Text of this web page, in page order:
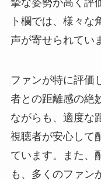
ト欄では、様々な
声が寄せられてい
ファンが特に評価
者との距離感の絶
ながらも、適度な
視聴者が安心して
ています。また、
も、多くのファン